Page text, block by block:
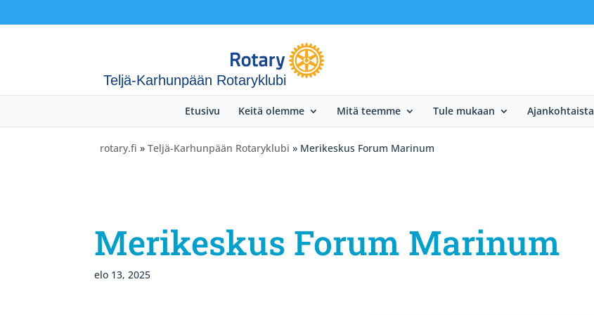
Teljä-Karhunpään Rotaryklubi
Etusivu Keitä olemme Mitä teemme Tule mukaan Ajankohtaista
rotary.fi » Teljä-Karhunpään Rotaryklubi » Merikeskus Forum Marinum
Merikeskus Forum Marinum
elo 13, 2025